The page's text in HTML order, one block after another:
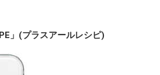
」(プラスアールレシピ)